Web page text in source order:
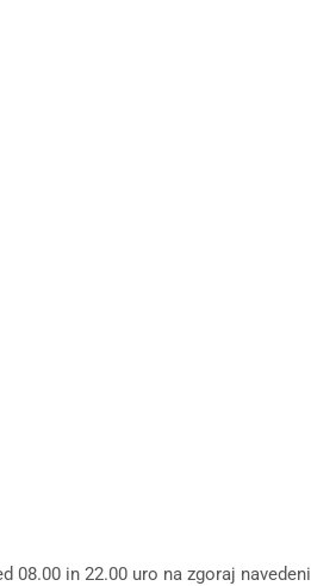
08.00 in 22.00 uro na zgoraj navedeni